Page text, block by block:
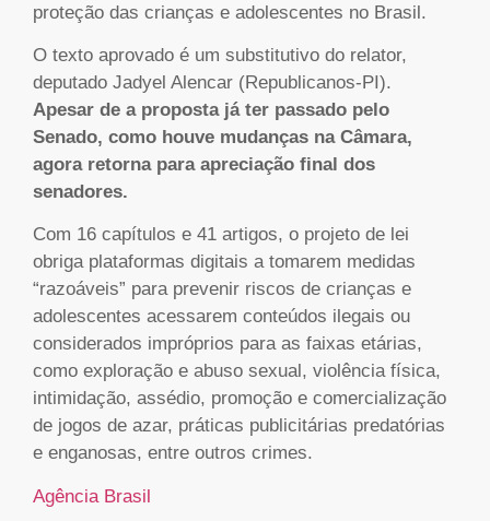
proteção das crianças e adolescentes no Brasil.
O texto aprovado é um substitutivo do relator,
deputado Jadyel Alencar (Republicanos-PI).
Apesar de a proposta já ter passado pelo
Senado, como houve mudanças na Câmara,
agora retorna para apreciação final dos
senadores.
Com 16 capítulos e 41 artigos, o projeto de lei
obriga plataformas digitais a tomarem medidas
“razoáveis” para prevenir riscos de crianças e
adolescentes acessarem conteúdos ilegais ou
considerados impróprios para as faixas etárias,
como exploração e abuso sexual, violência física,
intimidação, assédio, promoção e comercialização
de jogos de azar, práticas publicitárias predatórias
e enganosas, entre outros crimes.
Agência Brasil